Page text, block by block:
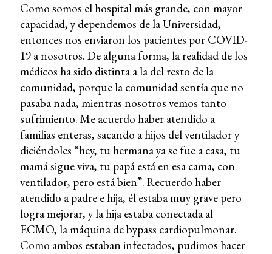
Como somos el hospital más grande, con mayor
capacidad, y dependemos de la Universidad,
entonces nos enviaron los pacientes por COVID-
19 a nosotros. De alguna forma, la realidad de los
médicos ha sido distinta a la del resto de la
comunidad, porque la comunidad sentía que no
pasaba nada, mientras nosotros vemos tanto
sufrimiento. Me acuerdo haber atendido a
familias enteras, sacando a hijos del ventilador y
diciéndoles “hey, tu hermana ya se fue a casa, tu
mamá sigue viva, tu papá está en esa cama, con
ventilador, pero está bien”. Recuerdo haber
atendido a padre e hija, él estaba muy grave pero
logra mejorar, y la hija estaba conectada al
ECMO, la máquina de bypass cardiopulmonar.
Como ambos estaban infectados, pudimos hacer